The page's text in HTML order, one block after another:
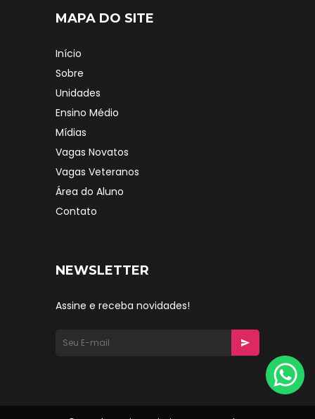
MAPA DO SITE
Início
Sobre
Unidades
Ensino Médio
Mídias
Vagas Novatos
Vagas Veteranos
Área do Aluno
Contato
NEWSLETTER
Assine e receba novidades!